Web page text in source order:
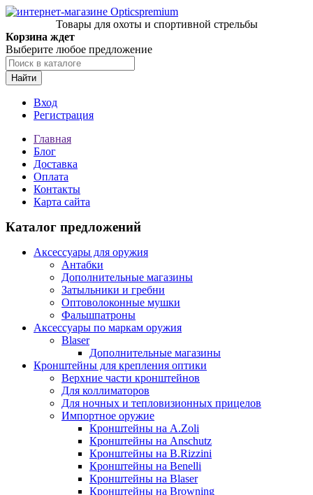
Товары для охоты и спортивной стрельбы
Корзина ждет
Выберите любое предложение
Найти
Вход
Регистрация
Главная
Блог
Доставка
Оплата
Контакты
Карта сайта
Каталог предложений
Аксессуары для оружия
Антабки
Дополнительные магазины
Затыльники и гребни
Оптоволоконные мушки
Фальшпатроны
Аксессуары по маркам оружия
Blaser
Дополнительные магазины
Кронштейны для крепления оптики
Верхние части кронштейнов
Для коллиматоров
Для ночных и тепловизионных прицелов
Импортное оружие
Кронштейны на A.Zoli
Кронштейны на Anschutz
Кронштейны на B.Rizzini
Кронштейны на Benelli
Кронштейны на Blaser
Кронштейны на Browning